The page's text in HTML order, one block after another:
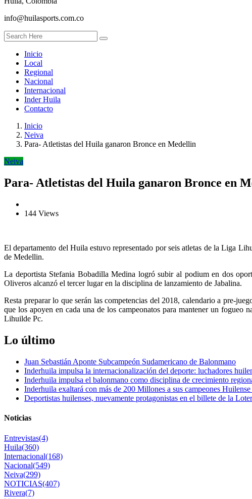
info@huilasports.com.co
Inicio
Local
Regional
Nacional
Internacional
Inder Huila
Contacto
Inicio
Neiva
Para- Atletistas del Huila ganaron Bronce en Medellin
Neiva
Para- Atletistas del Huila ganaron Bronce en
144 Views
El departamento del Huila estuvo representado por seis atletas de la Liga
de Medellin.
La deportista Stefania Bobadilla Medina logró subir al podium en dos
Oliveros alcanzó el tercer lugar en la disciplina de lanzamiento de Jabalina.
Resta preparar lo que serán las competencias del 2018, calendario a pre-
que los apoyen en cada una de los campeonatos para mantener un fogueo
Lihuilde Pc.
Lo último
Juan Sebastián Aponte Subcampeón Sudamericano de Balonmano
Inderhuila impulsa la internacionalización del deporte: luchadores
Inderhuila impulsa el balonmano como disciplina de crecimiento
Inderhuila exaltará con más de 200 Millones a sus campeones
Deportistas huilenses, nuevamente protagonistas en el billete de la
Noticias
Entrevistas(4)
Huila(360)
Internacional(168)
Nacional(549)
Neiva(299)
NOTICIAS(407)
Rivera(7)